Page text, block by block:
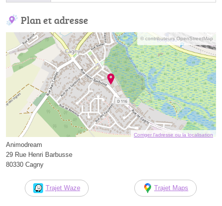
Plan et adresse
© contributeurs OpenStreetMap
Corriger l’adresse ou la localisation
Animodream
29 Rue Henri Barbusse
80330 Cagny
Trajet Waze Trajet Maps